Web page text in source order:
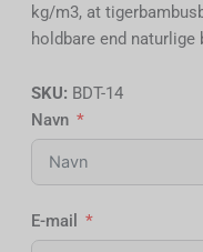
kg/m3, at
holdbare end naturlige
SKU: BDT-14
Navn
E-mail